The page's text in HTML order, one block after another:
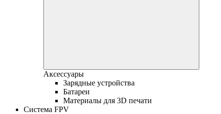
Аксессуары
Зарядные устройства
Батареи
Материалы для 3D печати
Система FPV